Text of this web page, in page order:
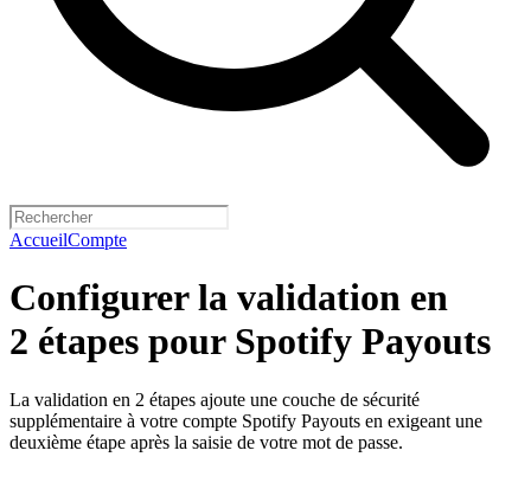
AccueilCompte
Configurer la validation en
2 étapes pour Spotify Payouts
La validation en 2 étapes ajoute une couche de sécurité
supplémentaire à votre compte Spotify Payouts en exigeant une
deuxième étape après la saisie de votre mot de passe.